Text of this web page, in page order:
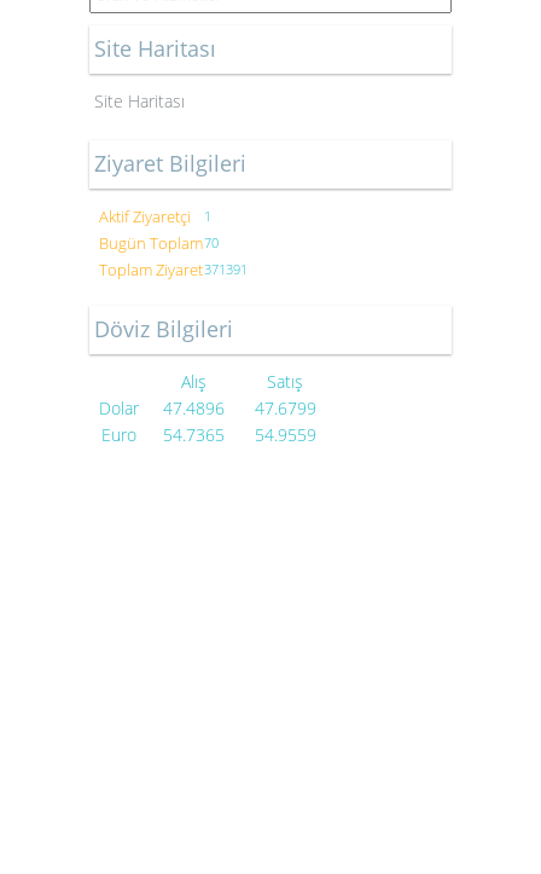
Site Haritası
Site Haritası
Ziyaret Bilgileri
Aktif Ziyaretçi 1
Bugün Toplam70
Toplam Ziyaret371391
Döviz Bilgileri
Alış
Satış
Dolar
47.4896
47.6799
Euro
54.7365 54.9559